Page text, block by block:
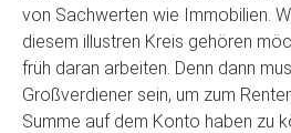
von Sachwerten wie Immobilien.
diesem illustren Kreis gehören
früh daran arbeiten. Denn dann
Großverdiener sein, um zum
Summe auf dem Konto haben zu